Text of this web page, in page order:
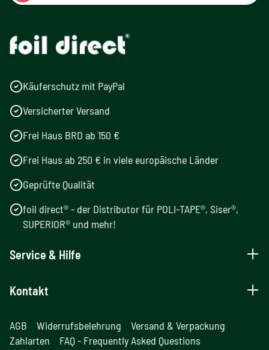
Käuferschutz mit PayPal
Versicherter Versand
Frei Haus BRD ab 150 €
Frei Haus ab 250 € in viele europäische Länder
Geprüfte Qualität
foil direct® - der Distributor für POLI-TAPE®, Siser®,
SUPERIOR® und mehr!
Service & Hilfe
Kontakt
AGB Widerrufsbelehrung
Versand & Verpackung
Zahlarten
FAQ - Frequently Asked Questions